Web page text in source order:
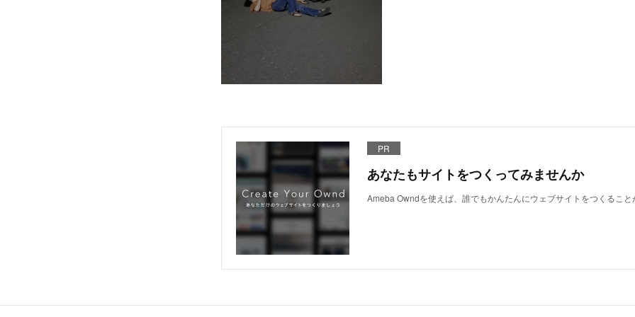
PR
あなたもサイトをつくってみませんか
Ameba Owndを使えば、誰でもかんたんにウェブサイトをつくること